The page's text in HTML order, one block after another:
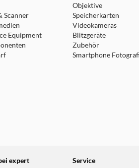
Scanner
Equipment
Objektive
Speicherkarten
Videokameras
Blitzgeräte
Zubehör
Smartphone
expert
Service